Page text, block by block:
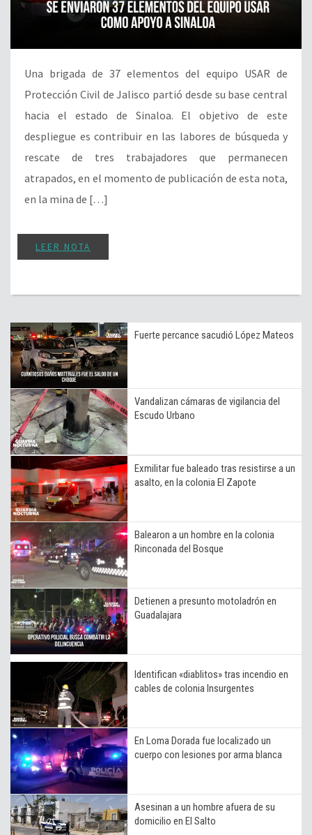
Una brigada de 37 elementos del equipo USAR de
Protección Civil de Jalisco partió desde su base central
hacia el estado de Sinaloa. El objetivo de este
despliegue es contribuir en las labores de búsqueda y
rescate de tres trabajadores que permanecen
atrapados, en el momento de publicación de esta nota,
en la mina de […]
LEER NOTA
Fuerte percance sacudió López Mateos
Vandalizan cámaras de vigilancia del
Escudo Urbano
Exmilitar fue baleado tras resistirse a un
asalto, en la colonia El Zapote
Balearon a un hombre en la colonia
Rinconada del Bosque
Detienen a presunto motoladrón en
Guadalajara
Identifican «diablitos» tras incendio en
cables de colonia Insurgentes
En Loma Dorada fue localizado un
cuerpo con lesiones por arma blanca
Asesinan a un hombre afuera de su
domicilio en El Salto